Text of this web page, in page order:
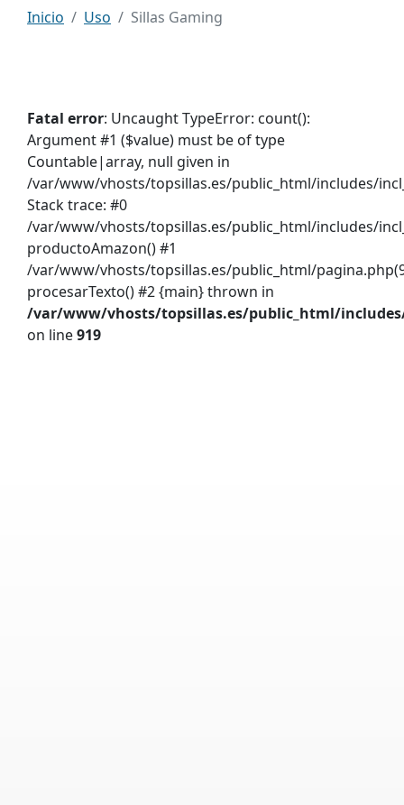
Inicio Uso Sillas Gaming
Fatal error: Uncaught TypeError: count():
Argument #1 ($value) must be of type
Countable|array, null given in
/var/www/vhosts/topsillas.es/public_html/includes/
Stack trace: #0
/var/www/vhosts/topsillas.es/public_html/includes/
productoAmazon() #1
/var/www/vhosts/topsillas.es/public_html/
procesarTexto() #2 {main} thrown in
/var/www/vhosts/topsillas.es/public_html/
on line919